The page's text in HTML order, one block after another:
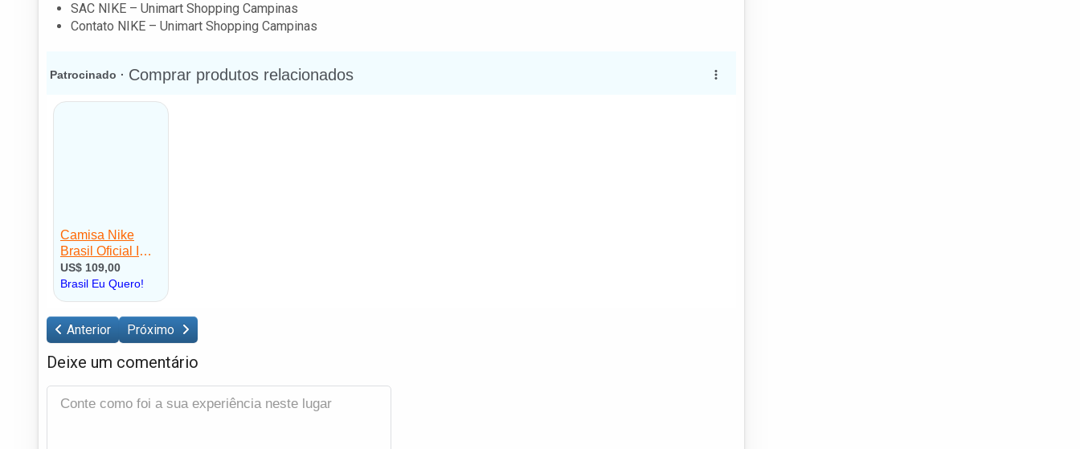
SAC NIKE – Unimart Shopping Campinas
Contato NIKE – Unimart Shopping Campinas
Anterior Próximo
Deixe um comentário